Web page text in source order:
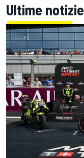
Ultime notizie